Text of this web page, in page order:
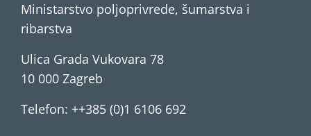
Ministarstvo poljoprivrede, šumarstva i
ribarstva
Ulica Grada Vukovara 78
10 000 Zagreb
Telefon: ++385 (0)1 6106 692